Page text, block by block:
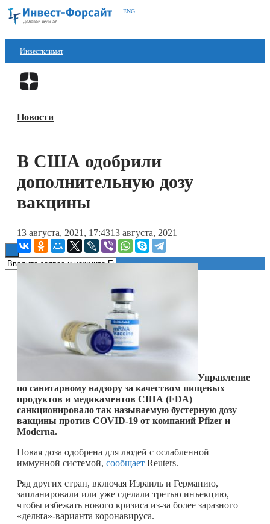
ENG
Инвестклимат
Финансы
Блокчейн
Новости
В США одобрили
дополнительную дозу
вакцины
13 августа, 2021, 17:4313 августа, 2021
Управление
по санитарному надзору за качеством пищевых
продуктов и медикаментов США (FDA)
санкционировало так называемую бустерную дозу
вакцины против COVID-19 от компаний Pfizer и
Moderna.
Новая доза одобрена для людей с ослабленной
иммунной системой, сообщает Reuters.
Ряд других стран, включая Израиль и Германию,
запланировали или уже сделали третью инъекцию,
чтобы избежать нового кризиса из-за более заразного
«дельта»-варианта коронавируса.